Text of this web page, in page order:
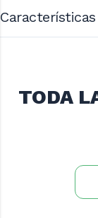
Características
TODA